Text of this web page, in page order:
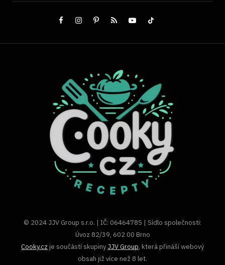
© 2024 JJV Group s.r.o. | IČ: 06464785 | Sídlo společnosti:
Úvoz 82/39, 602 00 Brno
Cooky.cz je součástí skupiny JJV Group, která přináší webový
obsah již více než 8 let.